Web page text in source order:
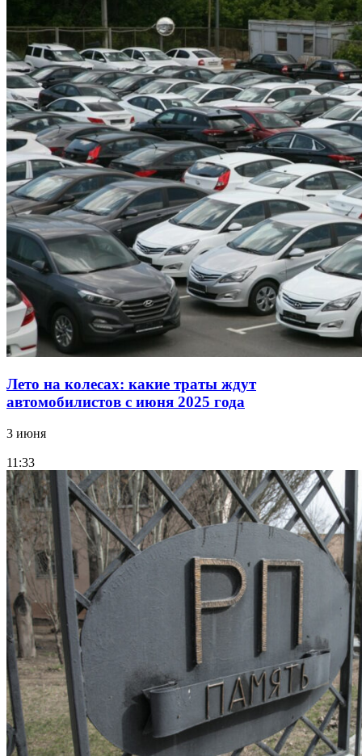
Лето на колесах: какие траты ждут
автомобилистов с июня 2025 года
3 июня
11:33